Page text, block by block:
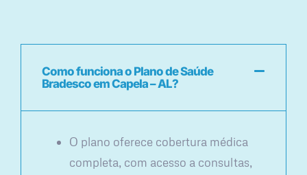
Como funciona o Plano de Saúde
Bradesco em Capela – AL?
O plano oferece cobertura médica
completa, com acesso a consultas,